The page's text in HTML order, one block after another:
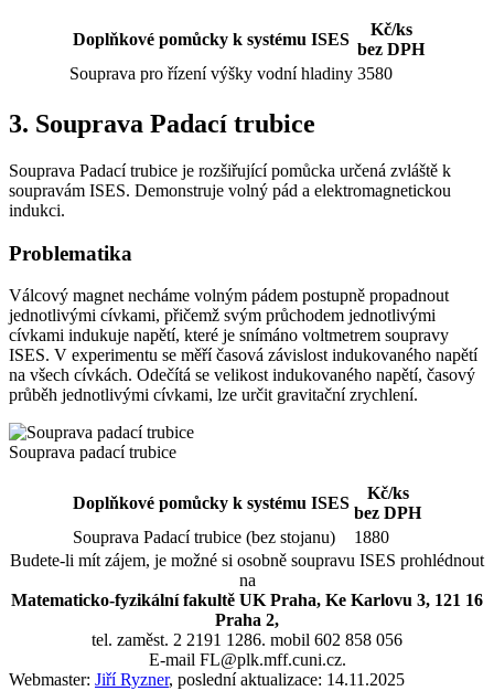
Doplňkové pomůcky k systému ISES
Kč/ks
bez DPH
Souprava pro řízení výšky vodní hladiny 3580
3. Souprava Padací trubice
Souprava Padací trubice je rozšiřující pomůcka určená zvláště k
soupravám ISES. Demonstruje volný pád a elektromagnetickou
indukci.
Problematika
Válcový magnet necháme volným pádem postupně propadnout
jednotlivými cívkami, přičemž svým průchodem jednotlivými
cívkami indukuje napětí, které je snímáno voltmetrem soupravy
ISES. V experimentu se měří časová závislost indukovaného napětí
na všech cívkách. Odečítá se velikost indukovaného napětí, časový
průběh jednotlivými cívkami, lze určit gravitační zrychlení.
Souprava padací trubice
Doplňkové pomůcky k systému ISES
Kč/ks
bez DPH
Souprava Padací trubice (bez stojanu)
1880
Budete-li mít zájem, je možné si osobně soupravu ISES prohlédnout
na
Matematicko-fyzikální fakultě UK Praha, Ke Karlovu 3, 121 16
Praha 2,
tel. zaměst. 2 2191 1286. mobil 602 858 056
E-mail FL@plk.mff.cuni.cz.
Webmaster: Jiří Ryzner, poslední aktualizace: 14.11.2025